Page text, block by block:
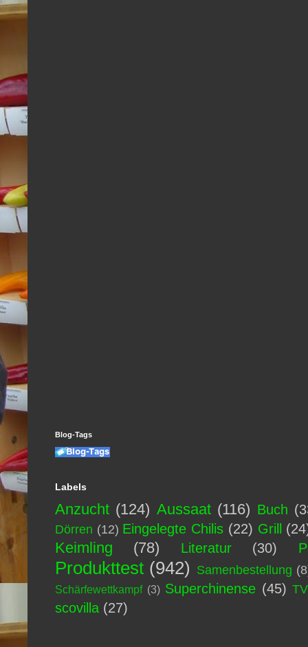
Blog-Tags
Labels
Anzucht (124) Aussaat (116) Buch
Dörren (12) Eingelegte Chilis (22) Grill
Keimling (78) Literatur (30)
Produkttest (942) Samenbestellung
Schärfewettkampf (3) Superchinense (45) TV
scovilla (27)